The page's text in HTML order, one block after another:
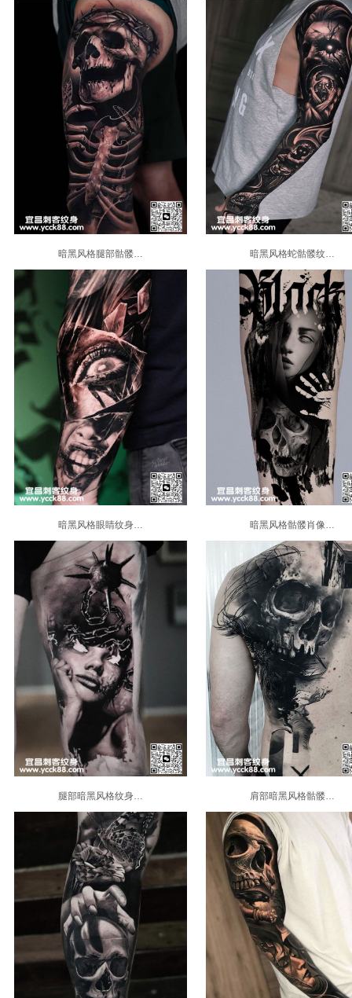
暗黑风格腿部骷髅… 暗黑风格蛇骷髅纹…
暗黑风格眼睛纹身… 暗黑风格骷髅肖像…
腿部暗黑风格纹身… 肩部暗黑风格骷髅…